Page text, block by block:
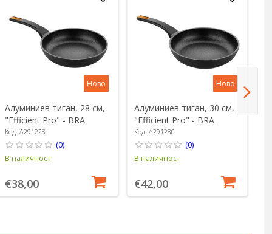
Ново
Алуминиев тиган, 28 см,
"Efficient Pro" - BRA
Код: A291228
(0)
В наличност
€38,00
Ново
Алуминиев тиган, 30 см,
"Efficient Pro" - BRA
Код: A291230
(0)
В наличност
€42,00